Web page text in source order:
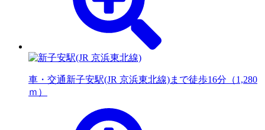
車・交通新子安駅(JR 京浜東北線)まで徒歩16分（1,280
ｍ）